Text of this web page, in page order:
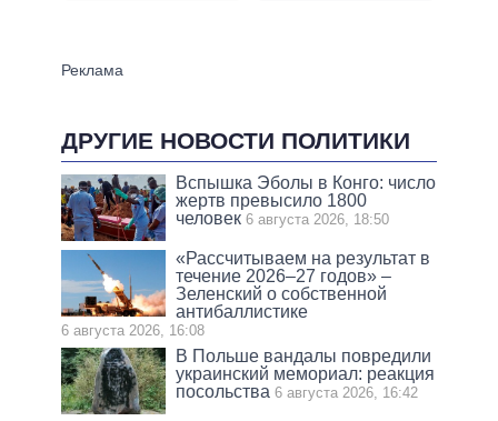
ДРУГИЕ НОВОСТИ ПОЛИТИКИ
Вспышка Эболы в Конго: число
жертв превысило 1800
человек 6 августа 2026, 18:50
«Рассчитываем на результат в
течение 2026–27 годов» –
Зеленский о собственной
антибаллистике
6 августа 2026, 16:08
В Польше вандалы повредили
украинский мемориал: реакция
посольства 6 августа 2026, 16:42